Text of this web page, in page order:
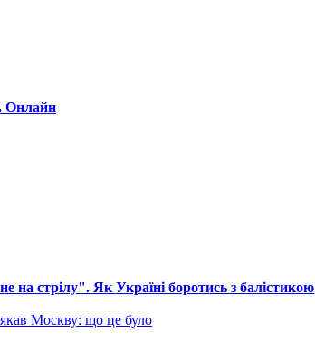
Онлайн
на стрілу". Як Україні боротись з балістикою
Москву: що це було